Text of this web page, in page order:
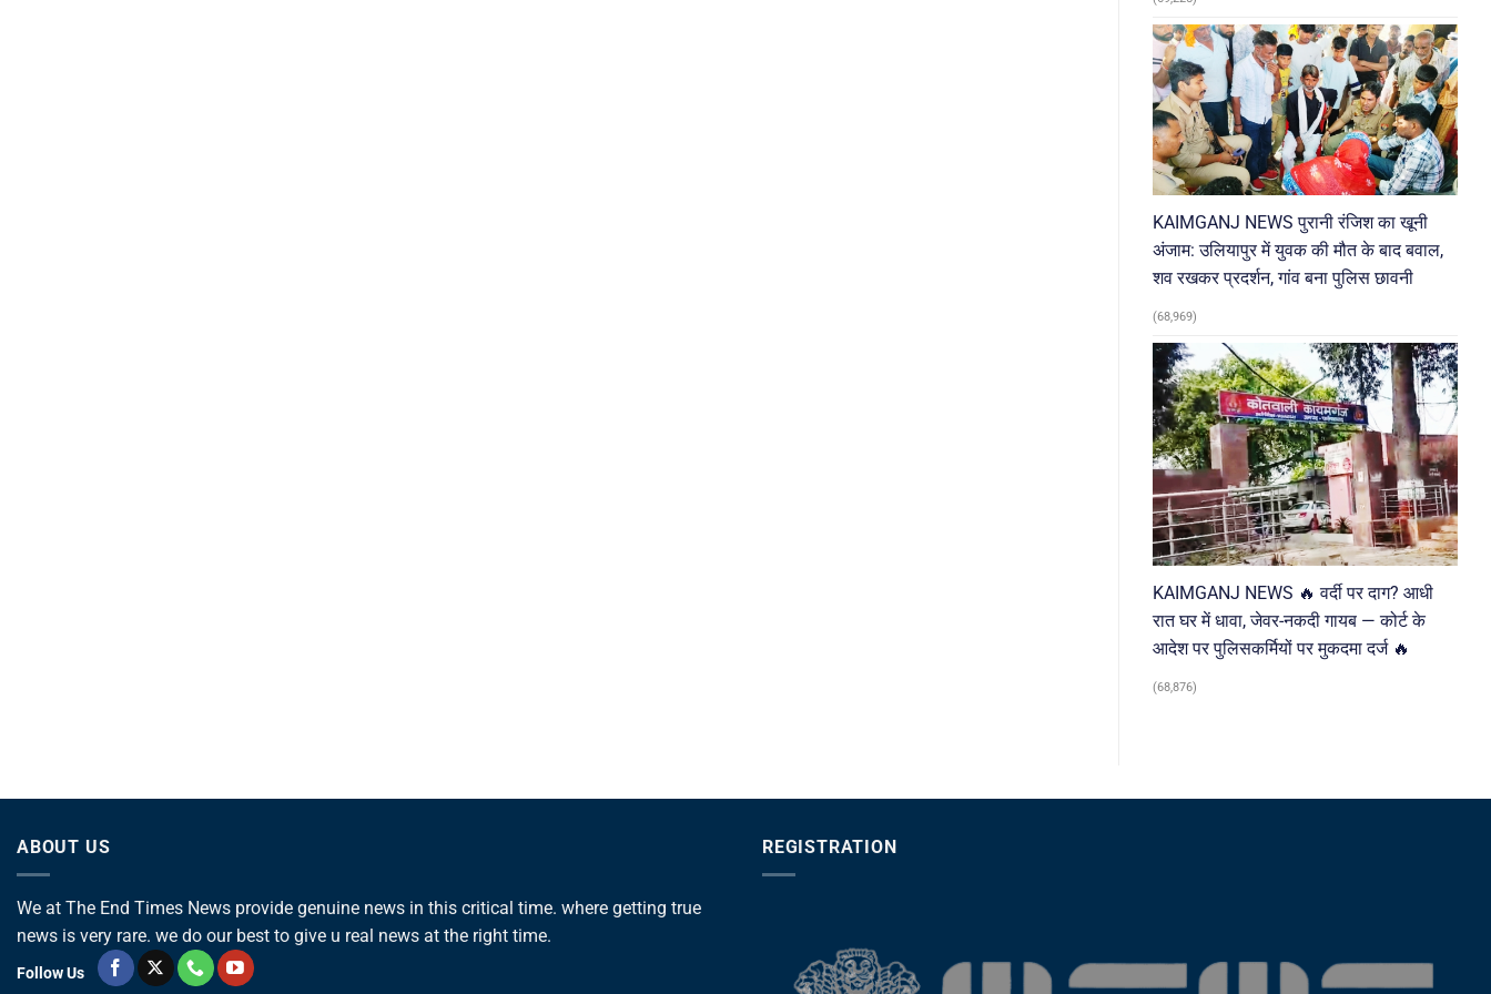
KAIMGANJ NEWS पुरानी रंजिश का खूनी
अंजाम: उलियापुर में युवक की मौत के बाद बवाल,
शव रखकर प्रदर्शन, गांव बना पुलिस छावनी
(68,969)
KAIMGANJ NEWS 🔥 वर्दी पर दाग? आधी
रात घर में धावा, जेवर-नकदी गायब — कोर्ट के
आदेश पर पुलिसकर्मियों पर मुकदमा दर्ज 🔥
(68,876)
ABOUT US
We at The End Times News provide genuine news in this critical time. where getting true
news is very rare. we do our best to give u real news at the right time.
Follow Us
REGISTRATION